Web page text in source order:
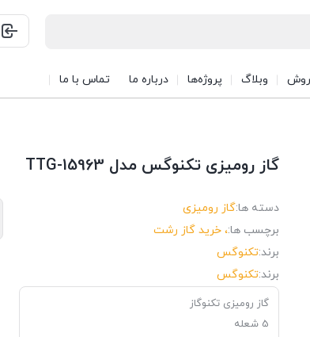
وبلاگ پروژه‌ها درباره ما تماس با ما
گاز رومیزی تکنوگس مدل TTG-15963
دسته ها:گاز رومیزی
برچسب ها:، خرید گاز رشت
برند:تکنوگس
برند:تکنوگس
گاز رومیزی تکنوگاز
5 شعله